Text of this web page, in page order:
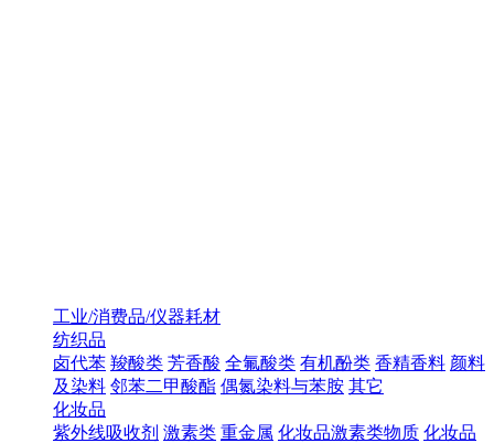
工业/消费品/仪器耗材
纺织品
卤代苯 羧酸类 芳香酸 全氟酸类 有机酚类 香精香料 颜料
及染料 邻苯二甲酸酯 偶氮染料与苯胺 其它
化妆品
紫外线吸收剂 激素类 重金属 化妆品激素类物质 化妆品